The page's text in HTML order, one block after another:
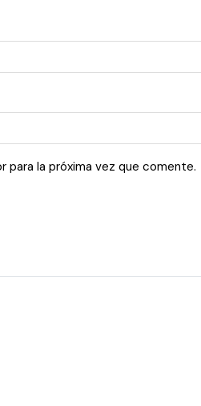
para la próxima vez que comente.